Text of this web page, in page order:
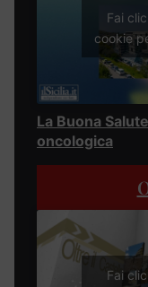
Fai
cookie
La Buona
oncologica
Fai